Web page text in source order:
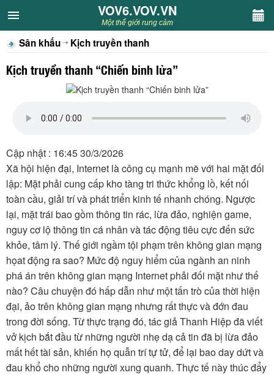
VOV6.VOV.VN
CHUYÊN MỤC
Khách VOV6
Sân khấu
Thiếu nhi
Kết nối VOV6
TÌM KIẾM
Vận hành bởi QI Corp
VOV6.VOV.VN
Một thế giới rung cảm
Sân khấu Kịch truyền thanh
Kịch truyền thanh “Chiến binh lửa”
Cập nhật : 16:45 30/3/2026
Xã hội hiện đại, Internet là công cụ mạnh mẽ với hai mặt đối
lập: Mặt phải cung cấp kho tàng tri thức khổng lồ, kết nối
toàn cầu, giải trí và phát triển kinh tế nhanh chóng. Ngược
lại, mặt trái bao gồm thông tin rác, lừa đảo, nghiện game,
nguy cơ lộ thông tin cá nhân và tác động tiêu cực đến sức
khỏe, tâm lý. Thế giới ngầm tội phạm trên không gian mạng
họat động ra sao? Mức độ nguy hiểm của ngành an ninh
phá án trên không gian mạng Internet phải đối mặt như thế
nào? Câu chuyện đó hấp dẫn như một tấn trò của thời hiện
đại, ảo trên không gian mạng nhưng rất thực và đớn đau
trong đời sống. Từ thực trạng đó, tác giả Thanh Hiệp đã viết
vở kịch bắt đầu từ những người nhẹ dạ cả tin đã bị lừa đảo
mất hết tài sản, khiến họ quẫn trí tự tử, để lại bao day dứt và
đau khổ cho những người xung quanh. Thực tế này thúc đẩy